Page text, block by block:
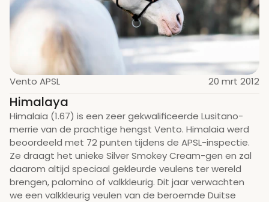
Vento APSL 20 mrt 2012
Himalaya
Himalaia (1.67) is een zeer gekwalificeerde Lusitano-
merrie van de prachtige hengst Vento. Himalaia werd
beoordeeld met 72 punten tijdens de APSL-inspectie.
Ze draagt het unieke Silver Smokey Cream-gen en zal
daarom altijd speciaal gekleurde veulens ter wereld
brengen, palomino of valkkleurig. Dit jaar verwachten
we een valkkleurig veulen van de beroemde Duitse